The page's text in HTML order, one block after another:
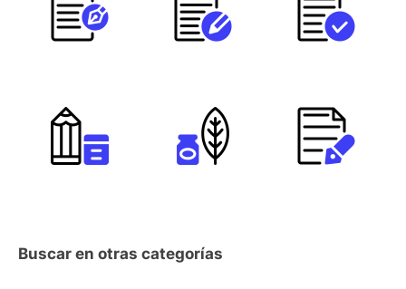
Buscar en otras categorías